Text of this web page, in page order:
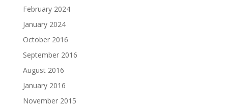
February 2024
January 2024
October 2016
September 2016
August 2016
January 2016
November 2015